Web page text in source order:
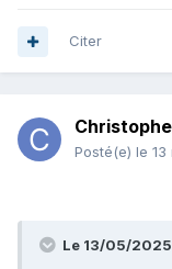
Citer
Posté(e) le 13
Le 13/05/2025